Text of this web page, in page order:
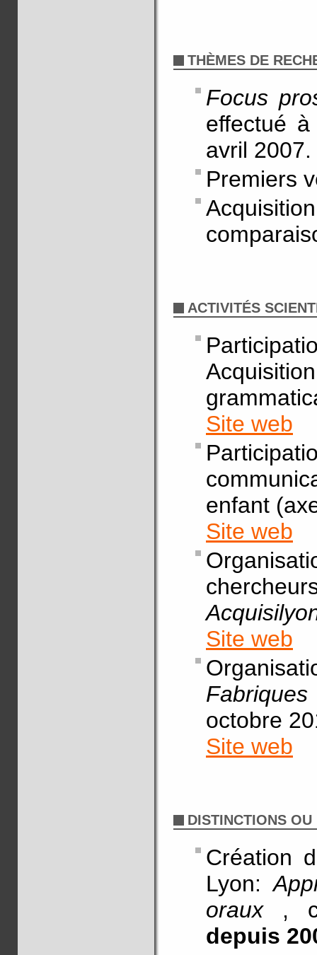
THÈMES DE
Focus
effectué
avril 2007.
Premiers
ACTIVITÉS
Site web
enfant
Site web
Site web
octobre
Site web
DISTINCTIONS
Création
Lyon:
oraux ,
depuis